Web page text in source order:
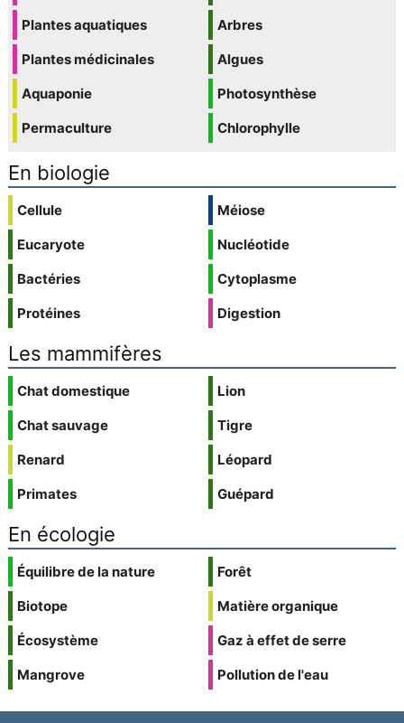
Plantes aquatiques
Plantes médicinales
Aquaponie
Permaculture
Arbres
Algues
Photosynthèse
Chlorophylle
En biologie
Cellule
Eucaryote
Bactéries
Protéines
Méiose
Nucléotide
Cytoplasme
Digestion
Les mammifères
Chat domestique
Chat sauvage
Renard
Primates
Lion
Tigre
Léopard
Guépard
En écologie
Équilibre de la nature
Biotope
Écosystème
Mangrove
Forêt
Matière organique
Gaz à effet de serre
Pollution de l'eau